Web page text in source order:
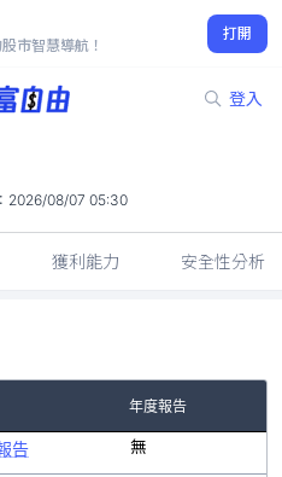
市智慧導航！
打開
登入
0.4%
2026/08/07 05:30
獲利能力 安全性分析
年度報告
告 無